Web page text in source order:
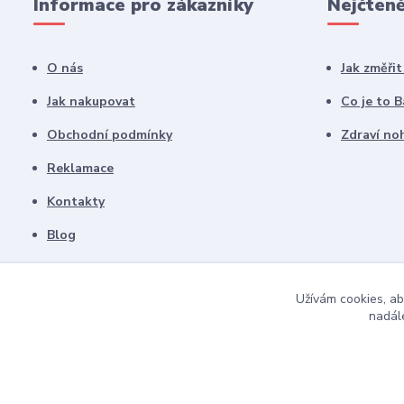
Informace pro zákazníky
O nás
Jak nakupovat
Obchodní podmínky
Reklamace
Kontakty
Blog
Jak
Co je to
Zdraví
Užívám cookies,